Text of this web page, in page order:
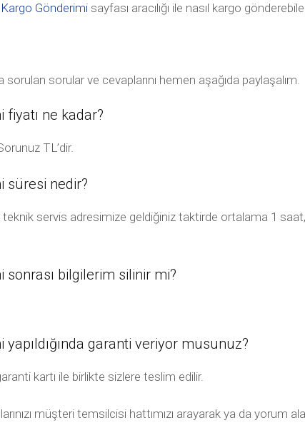
Kargo Gönderimi sayfası aracılığı ile nasıl kargo
sorular ve cevaplarını hemen aşağıda paylaşalım.
ne kadar?
TL’dir.
süresi nedir?
servis adresimize geldiğiniz taktirde ortalama 1
bilgilerim silinir mi?
garanti veriyor musunuz?
kartı ile birlikte sizlere teslim edilir.
müşteri temsilcisi hattımızı arayarak ya da yorum